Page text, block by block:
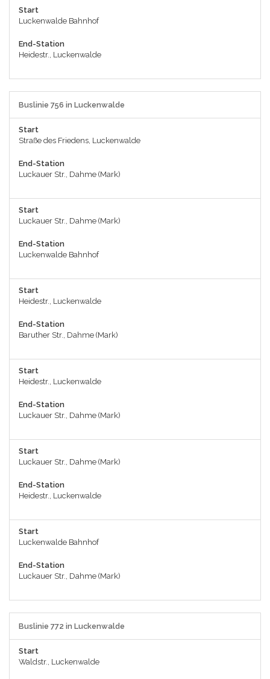
Start
Luckenwalde Bahnhof
End-Station
Heidestr., Luckenwalde
Buslinie 756 in Luckenwalde
Start
Straße des Friedens, Luckenwalde
End-Station
Luckauer Str., Dahme (Mark)
Start
Luckauer Str., Dahme (Mark)
End-Station
Luckenwalde Bahnhof
Start
Heidestr., Luckenwalde
End-Station
Baruther Str., Dahme (Mark)
Start
Heidestr., Luckenwalde
End-Station
Luckauer Str., Dahme (Mark)
Start
Luckauer Str., Dahme (Mark)
End-Station
Heidestr., Luckenwalde
Start
Luckenwalde Bahnhof
End-Station
Luckauer Str., Dahme (Mark)
Buslinie 772 in Luckenwalde
Start
Waldstr., Luckenwalde